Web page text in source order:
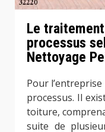
Le
processus
Nettoyage
Pour
processus. Il
toiture,
suite de